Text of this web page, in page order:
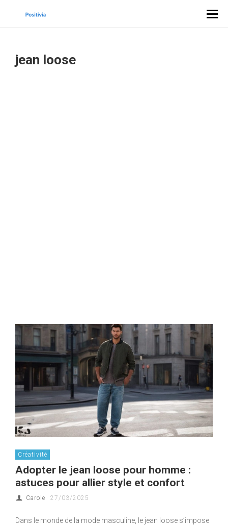
jean loose
Créativité
Adopter le jean loose pour homme :
astuces pour allier style et confort
Carole 27/03/2025
Dans le monde de la mode masculine, le jean loose s’impose